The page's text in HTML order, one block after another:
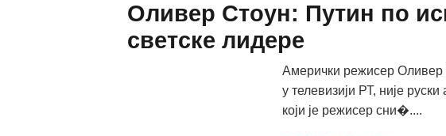
Оливер Стоун: Путин по
светске лидере
Амерички режисер Оливер
у телевизији РТ, није
који је режисер сни�....